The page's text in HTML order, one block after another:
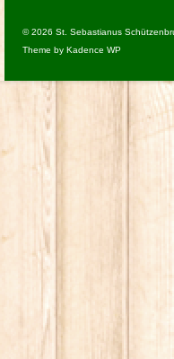
© 2026 St. Sebastianus
Theme by Kadence WP